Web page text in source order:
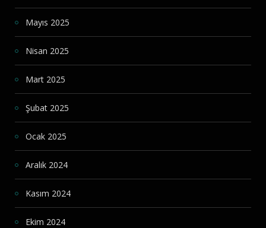
Mayıs 2025
Nisan 2025
Mart 2025
Şubat 2025
Ocak 2025
Aralık 2024
Kasım 2024
Ekim 2024